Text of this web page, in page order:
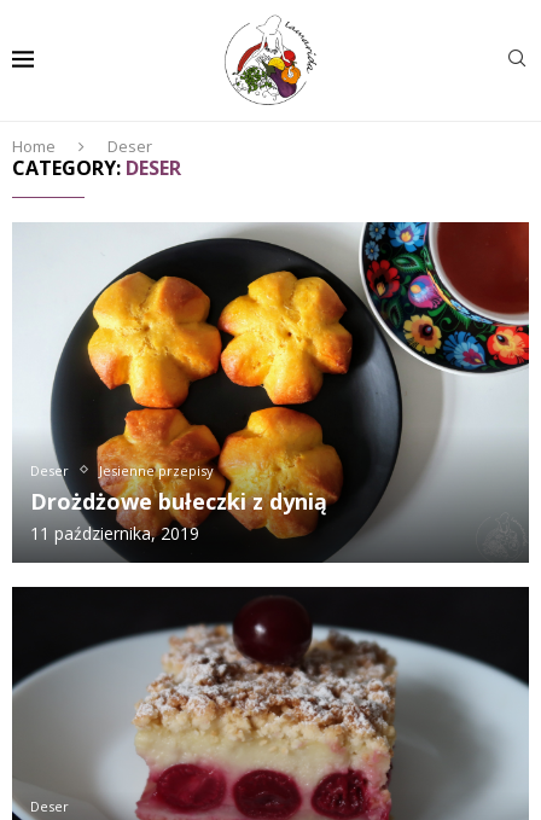
Home Deser
CATEGORY: DESER
Deser Jesienne przepisy
Drożdżowe bułeczki z dynią
11 października, 2019
Deser